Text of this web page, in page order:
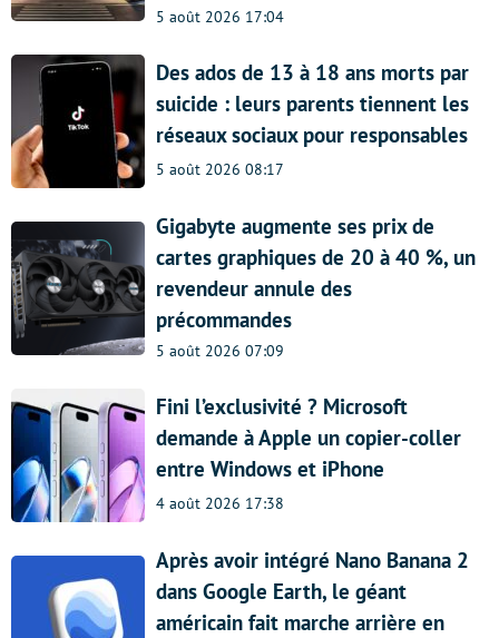
5 août 2026 17:04
Des ados de 13 à 18 ans morts par
suicide : leurs parents tiennent les
réseaux sociaux pour responsables
5 août 2026 08:17
Gigabyte augmente ses prix de
cartes graphiques de 20 à 40 %, un
revendeur annule des
précommandes
5 août 2026 07:09
Fini l’exclusivité ? Microsoft
demande à Apple un copier-coller
entre Windows et iPhone
4 août 2026 17:38
Après avoir intégré Nano Banana 2
dans Google Earth, le géant
américain fait marche arrière en